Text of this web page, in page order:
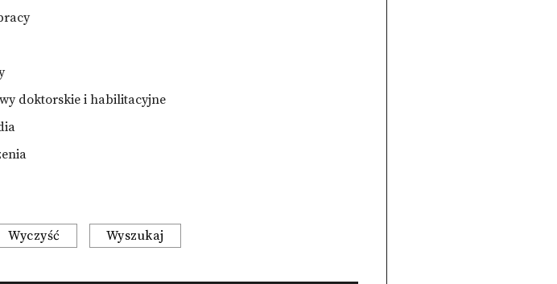
doktorskie i habilitacyjne
Wyczyść Wyszukaj